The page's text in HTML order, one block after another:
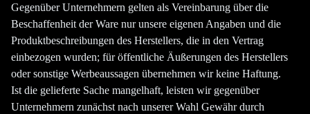
Gegenüber Unternehmern gelten als Vereinbarung über die
Beschaffenheit der Ware nur unsere eigenen Angaben und die
Produktbeschreibungen des Herstellers, die in den Vertrag
einbezogen wurden; für öffentliche Äußerungen des Herstellers
oder sonstige Werbeaussagen übernehmen wir keine Haftung.
Ist die gelieferte Sache mangelhaft, leisten wir gegenüber
Unternehmern zunächst nach unserer Wahl Gewähr durch